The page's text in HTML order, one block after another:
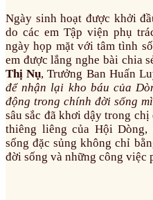
Ngày sinh hoạt được khởi
do các em Tập viện phụ
ngày họp mặt với tâm tình
em được lắng nghe bài chia
Thị Nụ, Trưởng Ban Huấn
để nhận lại kho báu của
động trong chính đời sống
sâu sắc đã khơi dậy trong
thiêng liêng của Hội
sống đặc sủng không chỉ
đời sống và những công việc